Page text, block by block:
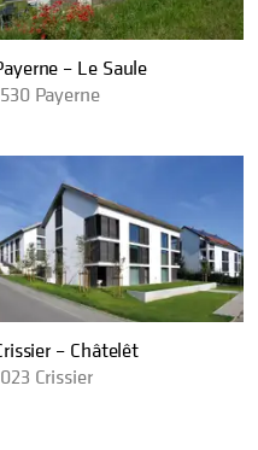
– Le Saule
Payerne
– Châtelêt
Crissier